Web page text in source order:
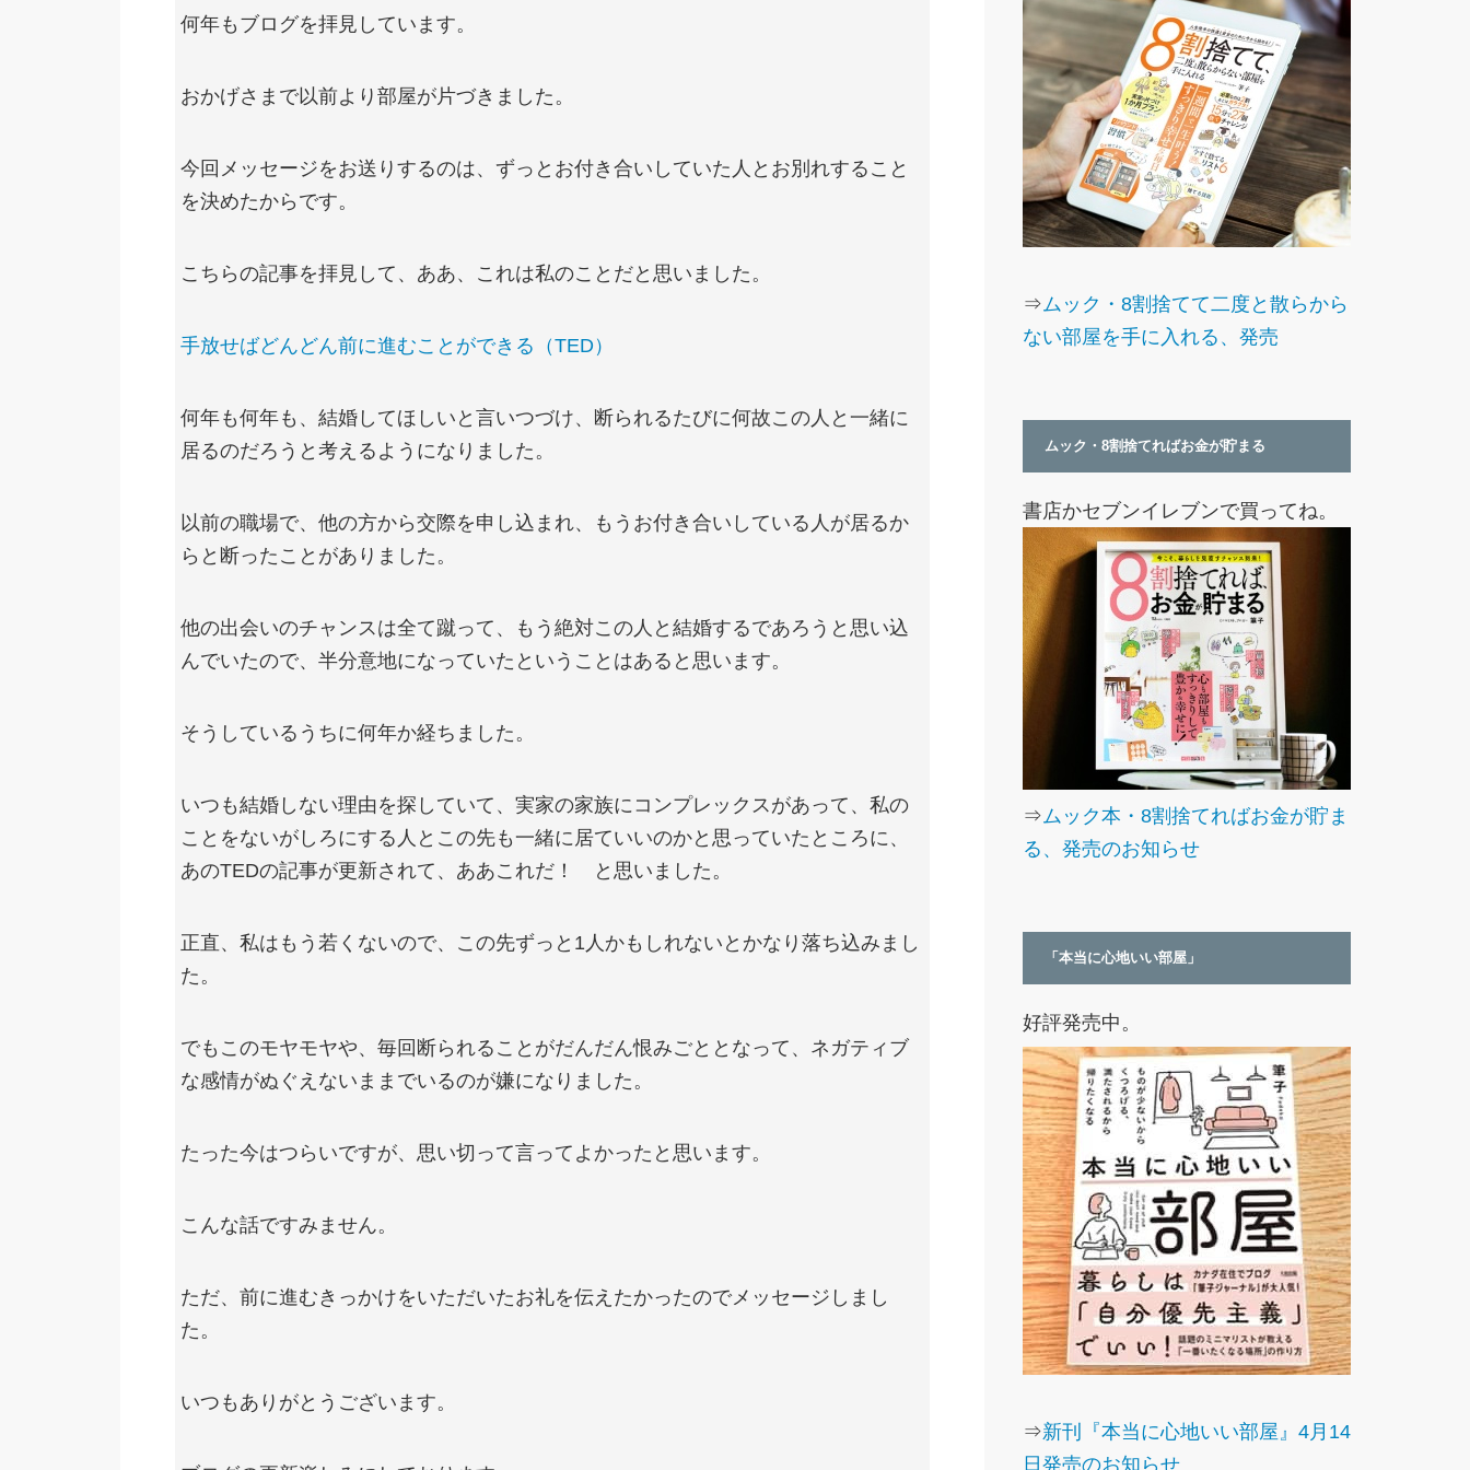
何年もブログを拝見しています。
おかげさまで以前より部屋が片づきました。
今回メッセージをお送りするのは、ずっとお付き合いしていた人とお別れすること
を決めたからです。
こちらの記事を拝見して、ああ、これは私のことだと思いました。
手放せばどんどん前に進むことができる（TED）
何年も何年も、結婚してほしいと言いつづけ、断られるたびに何故この人と一緒に
居るのだろうと考えるようになりました。
以前の職場で、他の方から交際を申し込まれ、もうお付き合いしている人が居るか
らと断ったことがありました。
他の出会いのチャンスは全て蹴って、もう絶対この人と結婚するであろうと思い込
んでいたので、半分意地になっていたということはあると思います。
そうしているうちに何年か経ちました。
いつも結婚しない理由を探していて、実家の家族にコンプレックスがあって、私の
ことをないがしろにする人とこの先も一緒に居ていいのかと思っていたところに、
あのTEDの記事が更新されて、ああこれだ！ と思いました。
正直、私はもう若くないので、この先ずっと1人かもしれないとかなり落ち込みまし
た。
でもこのモヤモヤや、毎回断られることがだんだん恨みごととなって、ネガティブ
な感情がぬぐえないままでいるのが嫌になりました。
たった今はつらいですが、思い切って言ってよかったと思います。
こんな話ですみません。
ただ、前に進むきっかけをいただいたお礼を伝えたかったのでメッセージしまし
た。
いつもありがとうございます。
⇒ムック・8割捨てて二度と散らから
ない部屋を手に入れる、発売
ムック・8割捨てればお金が貯まる
書店かセブンイレブンで買ってね。
⇒ムック本・8割捨てればお金が貯ま
る、発売のお知らせ
「本当に心地いい部屋」
好評発売中。
⇒新刊『本当に心地いい部屋』4月14
日発売のお知らせ